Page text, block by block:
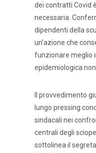
dei contratti Covid
necessaria.
dipendenti della
un’azione che
funzionare meglio
epidemiologica
Il provvedimento
lungo pressing
sindacali nei
centrali degli
sottolinea il